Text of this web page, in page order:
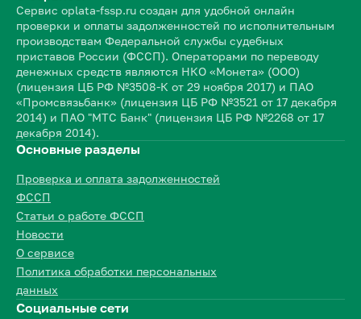
Сервис oplata-fssp.ru создан для удобной онлайн
проверки и оплаты задолженностей по исполнительным
производствам Федеральной службы судебных
приставов России (ФССП). Операторами по переводу
денежных средств являются НКО «Монета» (ООО)
(лицензия ЦБ РФ №3508-К от 29 ноября 2017) и ПАО
«Промсвязьбанк» (лицензия ЦБ РФ №3521 от 17 декабря
2014) и ПАО "МТС Банк" (лицензия ЦБ РФ №2268 от 17
декабря 2014).
Основные разделы
Проверка и оплата задолженностей
ФССП
Статьи о работе ФССП
Новости
О сервисе
Политика обработки персональных
данных
Социальные сети